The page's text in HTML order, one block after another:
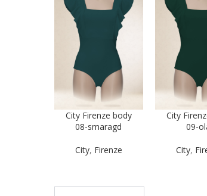
City Firenze body
08-smaragd
City, Firenze
City
09-
City,